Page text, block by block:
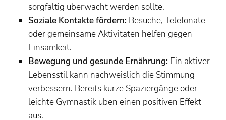
sorgfältig überwacht werden sollte.
Soziale Kontakte fördern: Besuche, Telefonate
oder gemeinsame Aktivitäten helfen gegen
Einsamkeit.
Bewegung und gesunde Ernährung: Ein aktiver
Lebensstil kann nachweislich die Stimmung
verbessern. Bereits kurze Spaziergänge oder
leichte Gymnastik üben einen positiven Effekt
aus.